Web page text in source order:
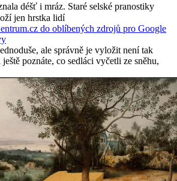
déšť i mráz. Staré selské pranostiky
jen hrstka lidí
do oblíbených zdrojů pro Google
ale správně je vyložit není tak
poznáte, co sedláci vyčetli ze sněhu,